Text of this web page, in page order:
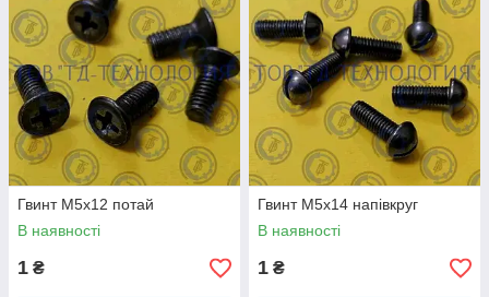
Гвинт М5х12 потай
В наявності
1 ₴
Гвинт М5х14 напівкруг
В наявності
1 ₴